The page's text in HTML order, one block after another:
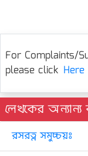
For Complaints/
please click Here
লেখকের অন্যান্য
রসরত্ন সমুচ্চয়ঃ